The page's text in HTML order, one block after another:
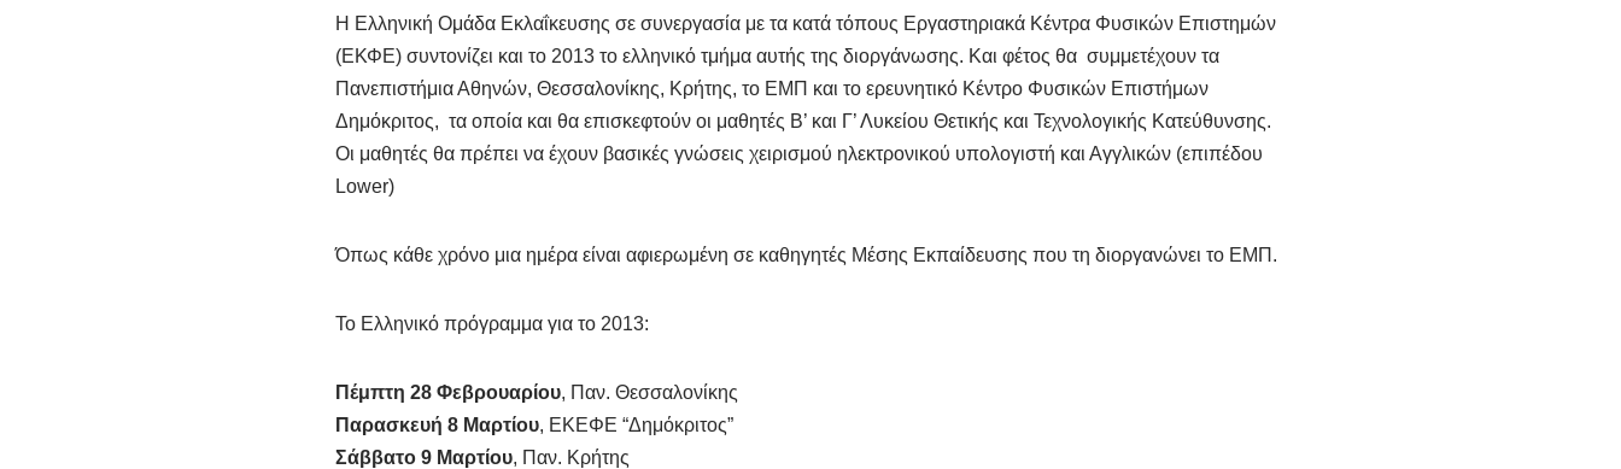
Η Ελληνική Ομάδα Εκλαΐκευσης σε συνεργασία με τα κατά τόπους Εργαστηριακά Κέντρα Φυσικών Επιστημών
(ΕΚΦΕ) συντονίζει και το 2013 το ελληνικό τμήμα αυτής της διοργάνωσης. Και φέτος θα συμμετέχουν τα
Πανεπιστήμια Αθηνών, Θεσσαλονίκης, Κρήτης, το ΕΜΠ και το ερευνητικό Κέντρο Φυσικών Επιστήμων
Δημόκριτος, τα οποία και θα επισκεφτούν οι μαθητές Β’ και Γ’ Λυκείου Θετικής και Τεχνολογικής Κατεύθυνσης.
Οι μαθητές θα πρέπει να έχουν βασικές γνώσεις χειρισμού ηλεκτρονικού υπολογιστή και Αγγλικών (επιπέδου
Lower)
Όπως κάθε χρόνο μια ημέρα είναι αφιερωμένη σε καθηγητές Μέσης Εκπαίδευσης που τη διοργανώνει το ΕΜΠ.
Το Ελληνικό πρόγραμμα για το 2013:
Πέμπτη 28 Φεβρουαρίου, Παν. Θεσσαλονίκης
Παρασκευή 8 Μαρτίου, ΕΚΕΦΕ “Δημόκριτος”
Σάββατο 9 Μαρτίου, Παν. Κρήτης